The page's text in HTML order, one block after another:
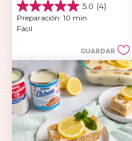
5.0 (4)
5.0
de
5
Preparación: 10 min
Fácil
GUARDAR